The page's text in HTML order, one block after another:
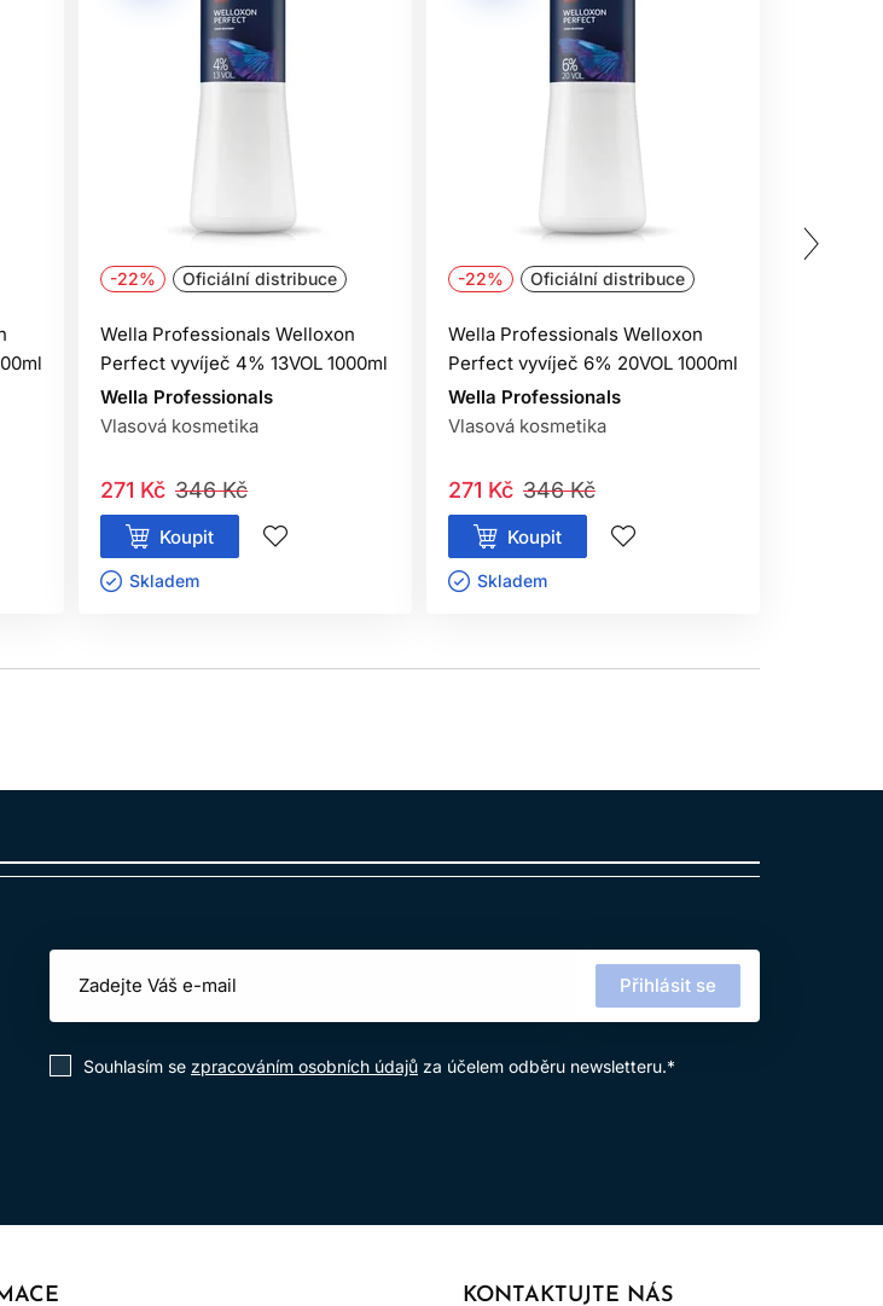
vodou.
-22% Oficiální distribuce
Wella Professionals Welloxon
Perfect vyvíječ 4% 13VOL 1000ml
Wella Professionals
Vlasová kosmetika
346 Kč
271 Kč
Koupit
Skladem ㅤ
-22% Oficiální distribuce
Wella Professionals Welloxon
Perfect vyvíječ 6% 20VOL 1000ml
Wella Professionals
Vlasová kosmetika
346 Kč
271 Kč
Koupit
Skladem ㅤ
Přihlásit se
Souhlasím se zpracováním osobních údajů za účelem odběru newsletteru.*
KONTAKTUJTE NÁS